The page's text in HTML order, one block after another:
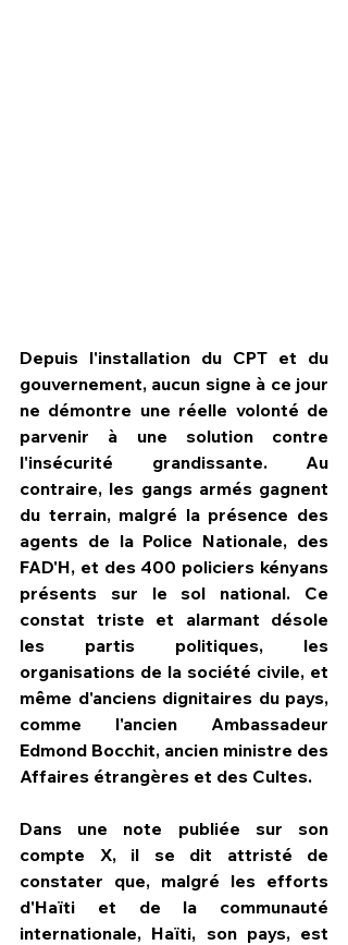
HPN Live
Depuis l'installation du CPT et du
gouvernement, aucun signe à ce jour
ne démontre une réelle volonté de
parvenir à une solution contre
l'insécurité grandissante. Au
contraire, les gangs armés gagnent
du terrain, malgré la présence des
agents de la Police Nationale, des
FAD'H, et des 400 policiers kényans
présents sur le sol national. Ce
constat triste et alarmant désole
les partis politiques, les
organisations de la société civile, et
même d'anciens dignitaires du pays,
comme l'ancien Ambassadeur
Edmond Bocchit, ancien ministre des
Affaires étrangères et des Cultes.
Dans une note publiée sur son
compte X, il se dit attristé de
constater que, malgré les efforts
d'Haïti et de la communauté
internationale, Haïti, son pays, est